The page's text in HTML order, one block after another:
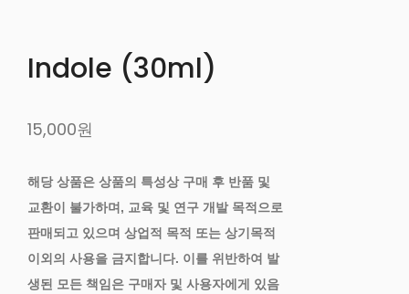
Indole (30ml)
15,000원
해당 상품은 상품의 특성상 구매 후 반품 및
교환이 불가하며, 교육 및 연구 개발 목적으로
판매되고 있으며 상업적 목적 또는 상기목적
이외의 사용을 금지합니다. 이를 위반하여 발
생된 모든 책임은 구매자 및 사용자에게 있음